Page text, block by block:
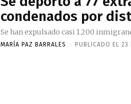
condenados por
Se han expulsado casi 1.200
MARÍA PAZ BARRALES - PUBLICADO EL